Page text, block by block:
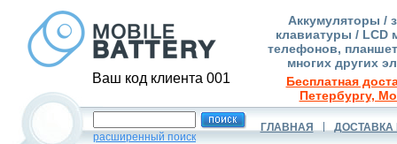
Ваш код клиента 001
Аккумуляторы /
клавиатуры / LCD
телефонов,
многих других
Бесплатная
Петербургу,
расширенный поиск
ГЛАВНАЯ ДОСТАВКА